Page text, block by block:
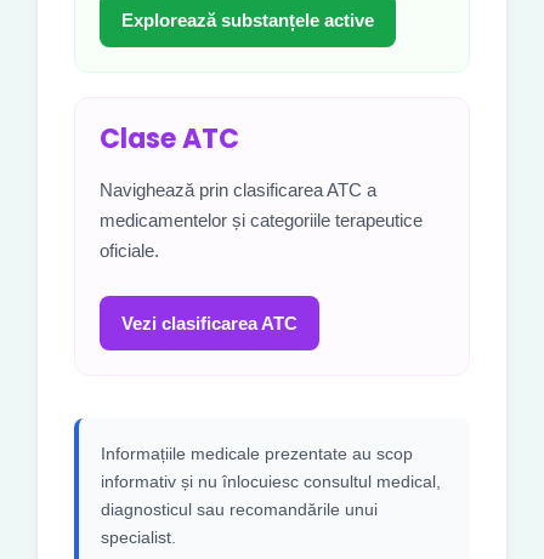
Explorează substanțele active
Clase ATC
Navighează prin clasificarea ATC a
medicamentelor și categoriile terapeutice
oficiale.
Vezi clasificarea ATC
Informațiile medicale prezentate au scop
informativ și nu înlocuiesc consultul medical,
diagnosticul sau recomandările unui
specialist.